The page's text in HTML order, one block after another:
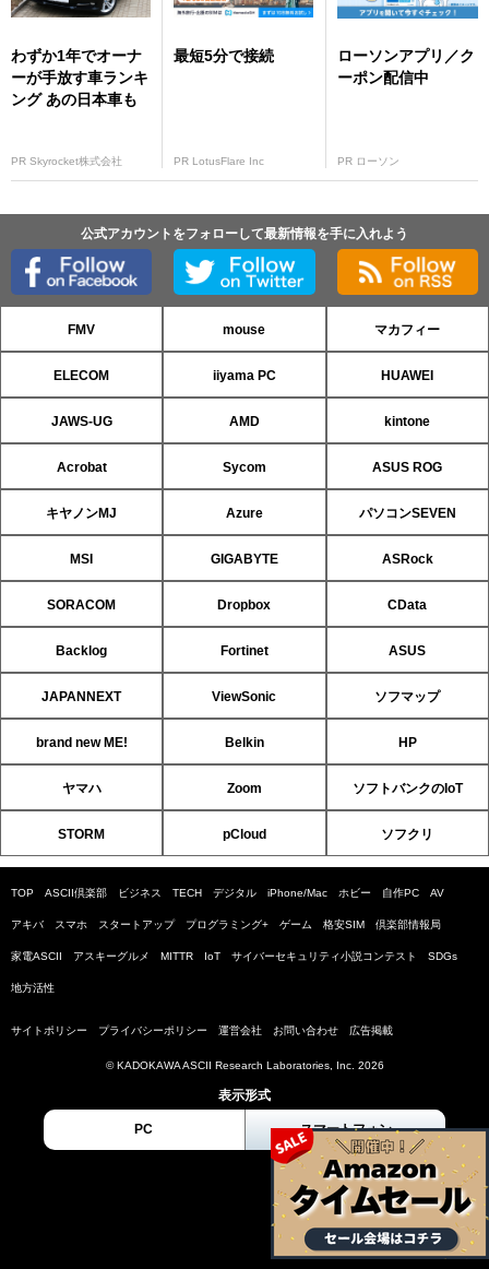
わずか1年でオーナ
ーが手放す車ランキ
ング あの日本車も
PR Skyrocket株式会社
最短5分で接続
PR LotusFlare Inc
ローソンアプリ／ク
ーポン配信中
PR ローソン
公式アカウントをフォローして最新情報を手に入れよう
FMV mouse マカフィー
ELECOM iiyama PC HUAWEI
JAWS-UG AMD kintone
Acrobat Sycom ASUS ROG
キヤノンMJ Azure パソコンSEVEN
MSI GIGABYTE ASRock
SORACOM Dropbox CData
Backlog Fortinet ASUS
JAPANNEXT ViewSonic ソフマップ
brand new ME! Belkin HP
ヤマハ Zoom ソフトバンクのIoT
STORM pCloud ソフクリ
TOP ASCII倶楽部 ビジネス TECH デジタル iPhone/Mac ホビー 自作PC AV
アキバ スマホ スタートアップ プログラミング+ ゲーム 格安SIM 倶楽部情報局
家電ASCII アスキーグルメ MITTR IoT サイバーセキュリティ小説コンテスト SDGs
地方活性
サイトポリシー プライバシーポリシー 運営会社 お問い合わせ 広告掲載
© KADOKAWA ASCII Research Laboratories, Inc. 2026
表示形式
PC スマートフォン